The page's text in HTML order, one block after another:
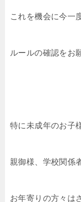
これを機会に今一
ルールの確認をお
特に未成年のお子
親御様、学校関係
お年寄りの方々は